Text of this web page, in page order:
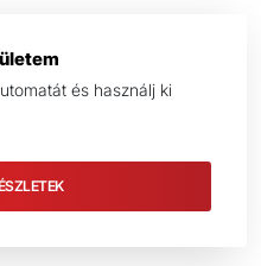
és használj ki